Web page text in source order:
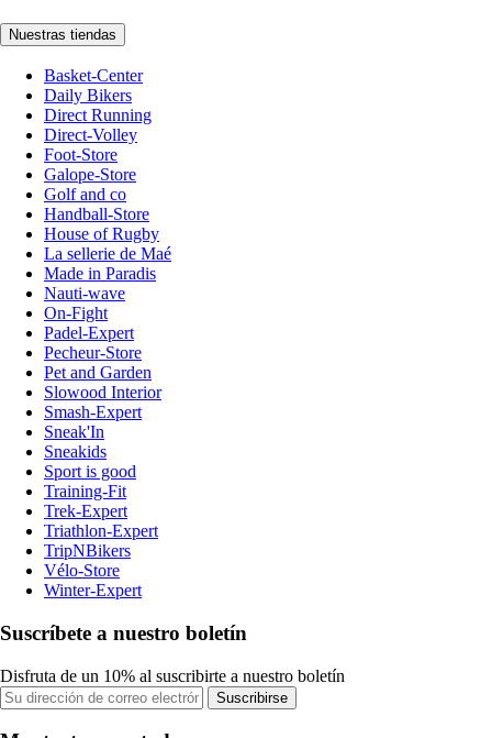
Nuestras tiendas
Basket-Center
Daily Bikers
Direct Running
Direct-Volley
Foot-Store
Galope-Store
Golf and co
Handball-Store
House of Rugby
La sellerie de Maé
Made in Paradis
Nauti-wave
On-Fight
Padel-Expert
Pecheur-Store
Pet and Garden
Slowood Interior
Smash-Expert
Sneak'In
Sneakids
Sport is good
Training-Fit
Trek-Expert
Triathlon-Expert
TripNBikers
Vélo-Store
Winter-Expert
Suscríbete a nuestro boletín
Disfruta de un 10% al suscribirte a nuestro boletín
Suscribirse